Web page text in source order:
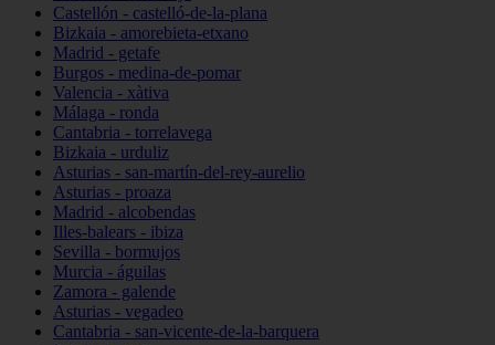
Castellón - castelló-de-la-plana
Bizkaia - amorebieta-etxano
Madrid - getafe
Burgos - medina-de-pomar
Valencia - xàtiva
Málaga - ronda
Cantabria - torrelavega
Bizkaia - urduliz
Asturias - san-martín-del-rey-aurelio
Asturias - proaza
Madrid - alcobendas
Illes-balears - ibiza
Sevilla - bormujos
Murcia - águilas
Zamora - galende
Asturias - vegadeo
Cantabria - san-vicente-de-la-barquera